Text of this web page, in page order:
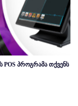
POS პროგრამა თქვენს